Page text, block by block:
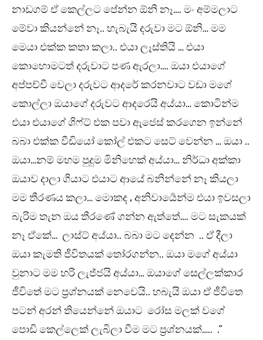
නාඩගම් ඒ කෙල්ලට පේන්න ඕනි නෑ…. මං අම්මලාට
මේවා කියන්නේ නෑ.. හැබැයි දරුවා මට ඕනි… මම
මෙයා එක්ක කතා කලා.. එයා ලෑස්තියි … එයා
කොහොමටත් දරුවාට පණ ඇරලා…. ඔයා එයාගේ
අප්පච්චී වෙලා දරුවට ආදරේ කරනවාට වඩා මගේ
කොල්ලා ඔයාගේ දරුවට ආදරෙයි අය්යා… කොටින්ම
එයා එයාගේ ශිෆ්ට් එක පවා ඇජෙස් කරගෙන ඉන්නේ
බබා එක්ක වීඩියෝ කෝල් එකට සෙට් වෙන්න … ඔයා ..
ඔයා…නම් මහම පුදුම මිනිහෙක් අය්යා… නිර්ධා අක්කා
ඔයාව දාලා ගියාට එයාට ආයේ බනින්නේ නෑ කියලා
මම තීරණය කලා… මොකද , අනිවාර්‍යෙන්ම එයා ඉවසලා
බැරිම තැන ඔය තීරණේ ගන්න ඇත්තේ…. මට සැකයක්
නෑ ඒකේ… ලාස්ට් අය්යා.. බබා මට දෙන්න .. ඒ දීලා
ඔයා කැමති ජීවිතයක් තෝරගන්න.. ඔයා මගේ අය්යා
වුනාට මම හරි ලැජ්ජයි අය්යා… ඔයාගේ සෙල්ලක්කාර
ජීවිතේ මට ප්‍රශ්නයක් නෙවෙයි.. හබැයි ඔයා ඒ ජීවිතෙ
පටන් අරන් තියෙන්නේ ඔයාට රෝස මලක් වගේ
පොඩි කෙල්ලෙක් ලැබිලා වීම මට ප්‍රශ්නයක්….. .”